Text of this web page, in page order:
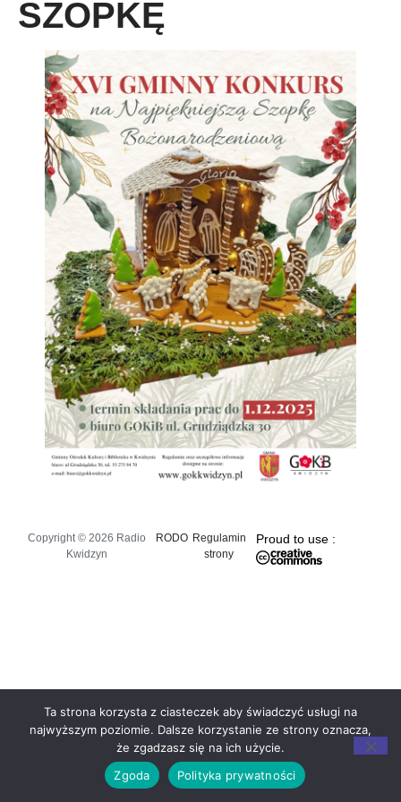
SZOPKĘ
Copyright © 2026 Radio
Kwidzyn
RODO Regulamin
strony
Proud to use :
Ta strona korzysta z ciasteczek aby świadczyć usługi na
najwyższym poziomie. Dalsze korzystanie ze strony oznacza,
że zgadzasz się na ich użycie.
Zgoda
Polityka prywatności